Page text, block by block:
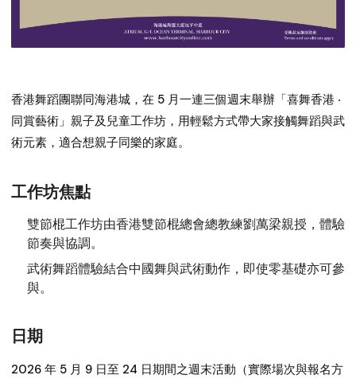
香港舞蹈團聯同海港城，在 5 月一連三個週末舉辦「喜舞香港 ‧
同賞藝術」親子及兒童工作坊，用輕鬆方式帶大家接觸舞蹈與武
術元素，適合想親子同樂的家庭。
工作坊焦點
雙節棍工作坊由香港雙節棍總會總教練劉萬梁親授，體驗
節奏與協調。
武術舞蹈體驗結合中國舞與武術動作，即使零基礎亦可參
與。
日期
2026 年 5 月 9 日至 24 日期間之週末活動（實際場次與報名方